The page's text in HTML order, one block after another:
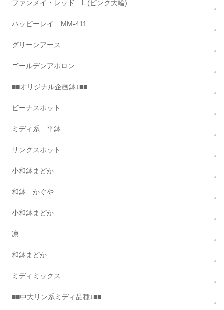
ファンメイ・レッド L (ピンク大輪)
ハッピーレイ MM-411
グリーンアース
ゴールデンアポロン
■■オリジナル企画鉢↓■■
ビーナスポット
ミディ系 平鉢
サンクスポット
小和鉢まどか
和鉢 かぐや
小和鉢まどか
凛
和鉢まどか
ミディミックス
■■中大リン系ミディ品種↓■■